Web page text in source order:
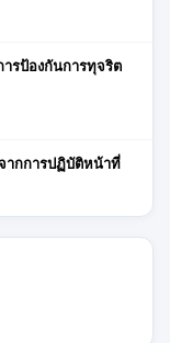
รป้องกันการทุจริต
ากการปฏิบัติหน้าที่